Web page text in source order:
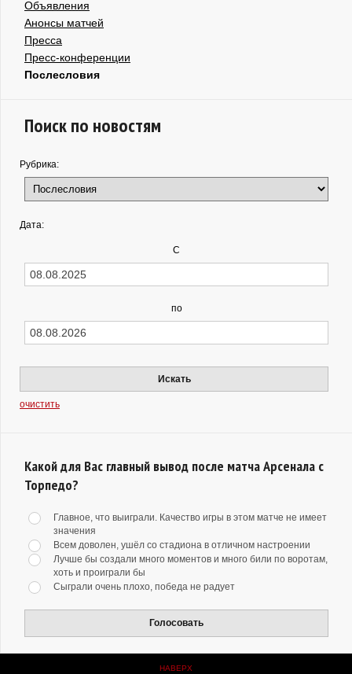
Объявления
Анонсы матчей
Пресса
Пресс-конференции
Послесловия
Поиск по новостям
Рубрика:
Дата:
С
по
Искать
очистить
Какой для Вас главный вывод после матча Арсенала с
Торпедо?
Главное, что выиграли. Качество игры в этом матче не имеет
значения
Всем доволен, ушёл со стадиона в отличном настроении
Лучше бы создали много моментов и много били по воротам,
хоть и проиграли бы
Сыграли очень плохо, победа не радует
Голосовать
НАВЕРХ